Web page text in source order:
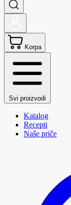
Korpa
Svi proizvodi
Katalog
Recepti
Naše priče